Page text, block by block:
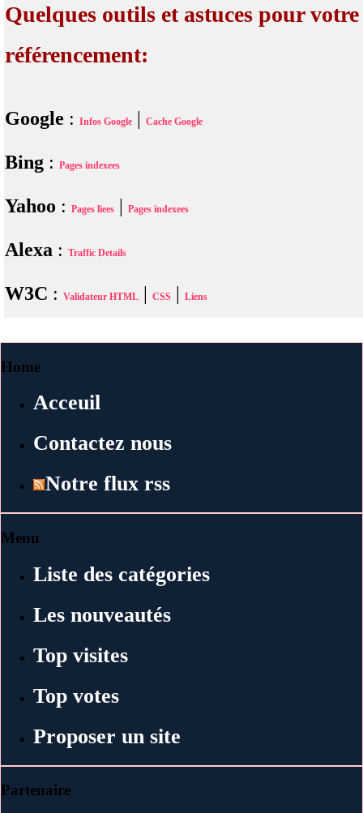
Quelques outils et astuces pour votre
référencement:
Google : Infos Google | Cache Google
Bing : Pages indexees
Yahoo : Pages liees | Pages indexees
Alexa : Traffic Details
W3C : Validateur HTML | CSS | Liens
Home
Acceuil
Contactez nous
Notre flux rss
Menu
Liste des catégories
Les nouveautés
Top visites
Top votes
Proposer un site
Partenaire